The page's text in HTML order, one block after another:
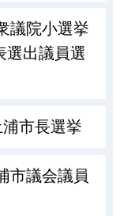
議院小選挙
選出議員選
市長選挙
市議会議員